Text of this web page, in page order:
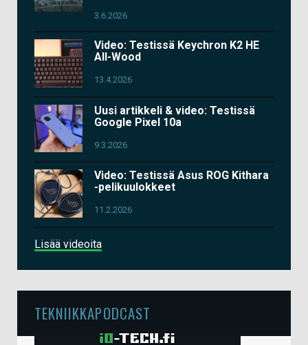
3.6.2026
Video: Testissä Keychron K2 HE
All-Wood
13.4.2026
Uusi artikkeli & video: Testissä
Google Pixel 10a
9.3.2026
Video: Testissä Asus ROG Kithara
-pelikuulokkeet
11.2.2026
Lisää videoita
TEKNIIKKAPODCAST